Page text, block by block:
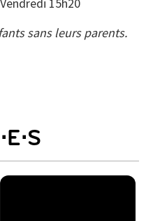
15h20
sans leurs parents.